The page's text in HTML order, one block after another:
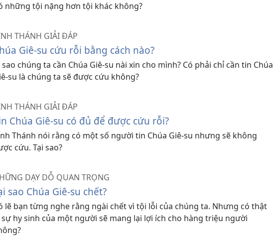
những tội nặng hơn tội khác không?
THÁNH GIẢI ĐÁP
Giê-su cứu rỗi bằng cách nào?
sao chúng ta cần Chúa Giê-su nài xin cho mình? Có phải chỉ cần tin Chúa
su là chúng ta sẽ được cứu không?
THÁNH GIẢI ĐÁP
Chúa Giê-su có đủ để được cứu rỗi?
Thánh nói rằng có một số người tin Chúa Giê-su nhưng sẽ không
cứu. Tại sao?
DẠY DỖ QUAN TRỌNG
sao Chúa Giê-su chết?
lẽ bạn từng nghe rằng ngài chết vì tội lỗi của chúng ta. Nhưng có thật
sự hy sinh của một người sẽ mang lại lợi ích cho hàng triệu người